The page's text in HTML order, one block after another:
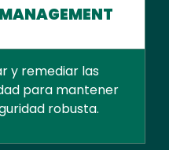
y remediar las
para mantener
robusta.